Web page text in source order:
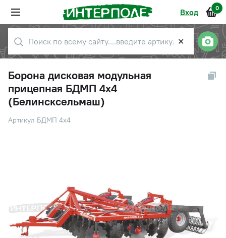
Вход 0
✕
Борона дисковая модульная
прицепная БДМП 4х4
(Белинсксельмаш)
Артикул БДМП 4х4